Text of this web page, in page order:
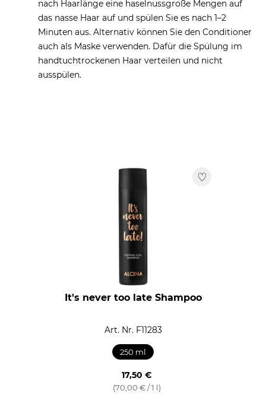
nach Haarlänge eine haselnussgroße Mengen auf
das nasse Haar auf und spülen Sie es nach 1–2
Minuten aus. Alternativ können Sie den Conditioner
auch als Maske verwenden. Dafür die Spülung im
handtuchtrockenen Haar verteilen und nicht
ausspülen.
It's never too late Shampoo
Art. Nr. F11283
250 ml
17,50 €
(70,00 € / 1 l)